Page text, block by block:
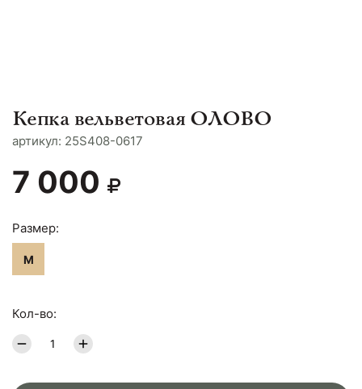
Кепка вельветовая ОЛОВО
aртикул: 25S408-0617
7 000
Размер:
M
Кол-во: